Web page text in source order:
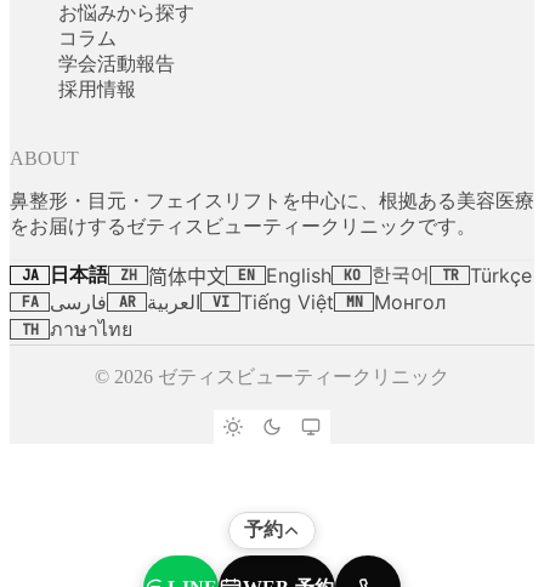
お悩みから探す
コラム
学会活動報告
採用情報
ABOUT
鼻整形・目元・フェイスリフトを中心に、根拠ある美容医療
をお届けするゼティスビューティークリニックです。
JA 日本語 ZH 简体中文 EN English KO 한국어 TR Türkçe
FA فارسی AR العربية VI Tiếng Việt MN Монгол
TH ภาษาไทย
© 2026 ゼティスビューティークリニック
予約